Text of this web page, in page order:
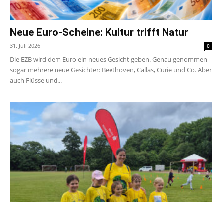
Neue Euro-Scheine: Kultur trifft Natur
31. Juli 2026 0
Die EZB wird dem Euro ein neues Gesicht geben. Genau genommen
sogar mehrere neue Gesichter: Beethoven, Callas, Curie und Co. Aber
auch Flüsse und...